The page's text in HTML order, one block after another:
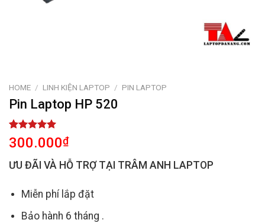
HOME / LINH KIỆN LAPTOP / PIN LAPTOP
Pin Laptop HP 520
Rated
5.00
out of 5
based on
1
customer
300.000₫
ƯU ĐÃI VÀ HỖ TRỢ TẠI TRÂM ANH LAPTOP
Miễn phí lắp đặt
Bảo hành 6 tháng .